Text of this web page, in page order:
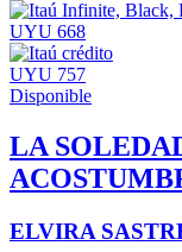
UYU 668
UYU 757
Disponible
LA
ELVIRA